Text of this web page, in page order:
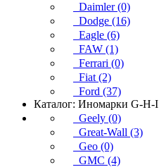
Daimler (0)
Dodge (16)
Eagle (6)
FAW (1)
Ferrari (0)
Fiat (2)
Ford (37)
Каталог: Иномарки G-H-I
Geely (0)
Great-Wall (3)
Geo (0)
GMC (4)